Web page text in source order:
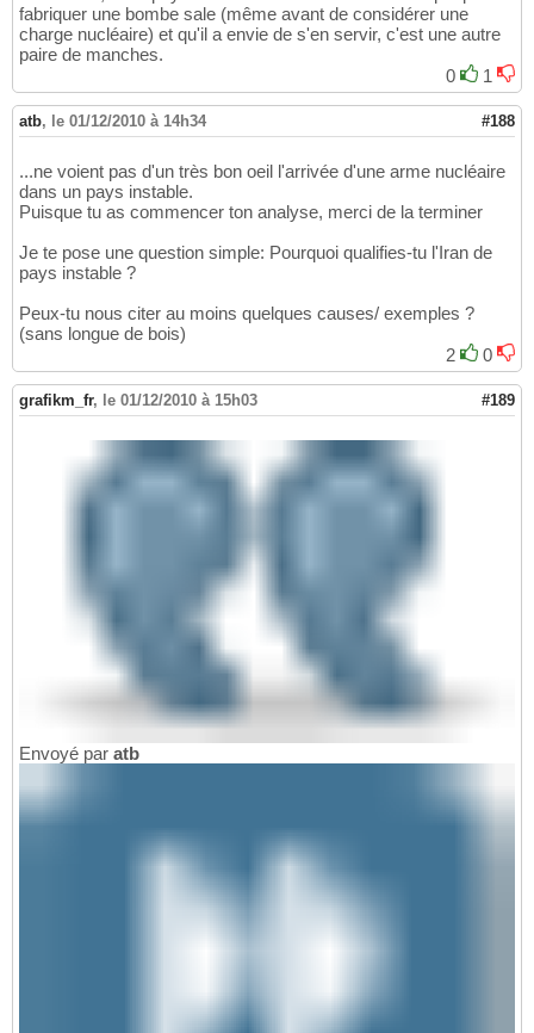
fabriquer une bombe sale (même avant de considérer une
charge nucléaire) et qu'il a envie de s'en servir, c'est une autre
paire de manches.
0
1
atb, le 01/12/2010 à 14h34 #188
...ne voient pas d'un très bon oeil l'arrivée d'une arme nucléaire
dans un pays instable.
Puisque tu as commencer ton analyse, merci de la terminer
Je te pose une question simple: Pourquoi qualifies-tu l'Iran de
pays instable ?
Peux-tu nous citer au moins quelques causes/ exemples ?
(sans longue de bois)
2
0
grafikm_fr, le 01/12/2010 à 15h03 #189
Envoyé par atb